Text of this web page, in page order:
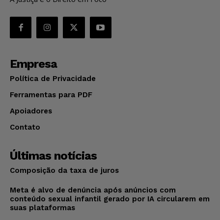
Empresa
Política de Privacidade
Ferramentas para PDF
Apoiadores
Contato
Últimas notícias
Composição da taxa de juros
Meta é alvo de denúncia após anúncios com
conteúdo sexual infantil gerado por IA circularem em
suas plataformas